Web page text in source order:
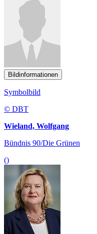
Bildinformationen
Symbolbild
© DBT
Wieland, Wolfgang
Bündnis 90/Die Grünen
()